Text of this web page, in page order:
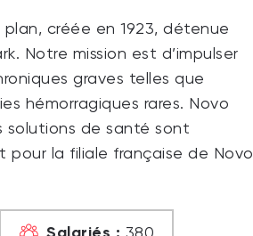
créée en 1923, détenue
Notre mission est d’impulser
graves telles que
hémorragiques rares. Novo
solutions de santé sont
pour la filiale française de Novo